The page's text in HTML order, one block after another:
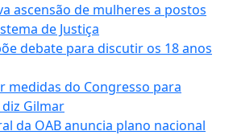
ascensão de mulheres a postos
de Justiça
debate para discutir os 18 anos
medidas do Congresso para
Gilmar
da OAB anuncia plano nacional